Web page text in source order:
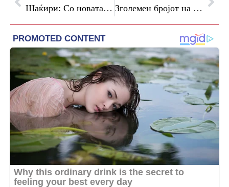
Шаќири: Со новата формула на финансирање на основното образование ќе се предвиди оброк за ученици Зголемен бројот на туристи и на ноќевања